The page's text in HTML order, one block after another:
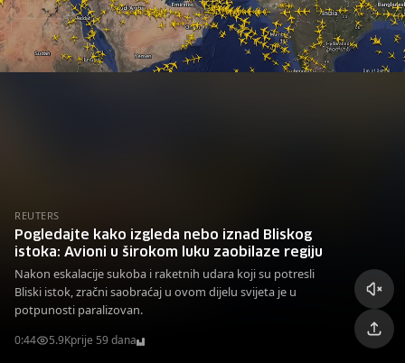
REUTERS
Pogledajte kako izgleda nebo iznad Bliskog
istoka: Avioni u širokom luku zaobilaze regiju
Nakon eskalacije sukoba i raketnih udara koji su potresli
Bliski istok, zračni saobraćaj u ovom dijelu svijeta je u
potpunosti paralizovan.
0:44 5.9Kprije 59 dana